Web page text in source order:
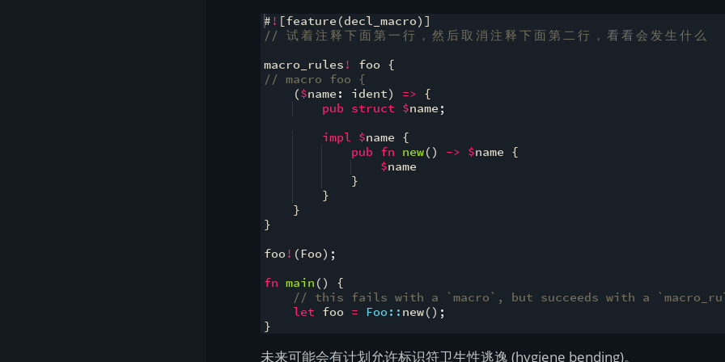
# ! [feature (decl_macro)]
// 试 着注 释 下面 第 一 行 ， 然 后取 消 注 释 下面 第 二 行 ， 看 看 会 发生 什么
macro_rules ! foo {
// macro foo {
($name : ident) =>
{
pub struct $name ;
impl
$name {
pub fn new( ) -> $name {
$name
}
}
}
}
foo! ( Foo) ;
fn main ( )
{
// this fails with a `macro`, but succeeds with a
let foo = Foo:: new( ) ;
}
未来可能会有计划允许标识符卫生性逃逸 (hygiene bending)。